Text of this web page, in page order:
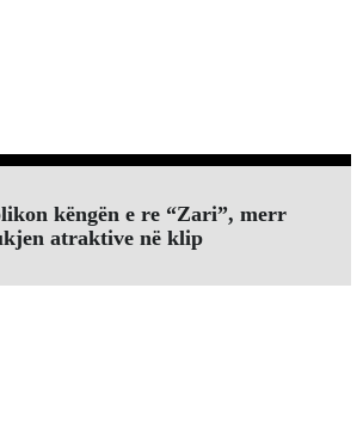
këngën e re “Zari”, merr
atraktive në klip